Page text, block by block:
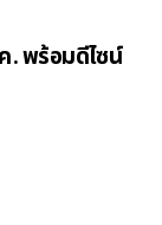
. พร้อมดีไซน์